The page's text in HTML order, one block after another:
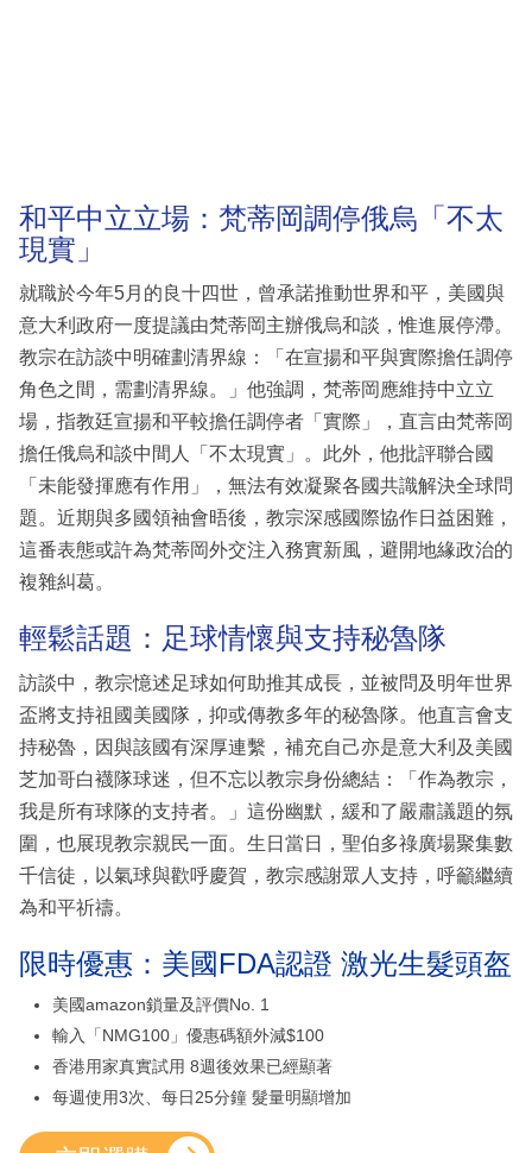
和平中立立場：梵蒂岡調停俄烏「不太
現實」
就職於今年5月的良十四世，曾承諾推動世界和平，美國與
意大利政府一度提議由梵蒂岡主辦俄烏和談，惟進展停滯。
教宗在訪談中明確劃清界線：「在宣揚和平與實際擔任調停
角色之間，需劃清界線。」他強調，梵蒂岡應維持中立立
場，指教廷宣揚和平較擔任調停者「實際」，直言由梵蒂岡
擔任俄烏和談中間人「不太現實」。此外，他批評聯合國
「未能發揮應有作用」，無法有效凝聚各國共識解決全球問
題。近期與多國領袖會晤後，教宗深感國際協作日益困難，
這番表態或許為梵蒂岡外交注入務實新風，避開地緣政治的
複雜糾葛。
輕鬆話題：足球情懷與支持秘魯隊
訪談中，教宗憶述足球如何助推其成長，並被問及明年世界
盃將支持祖國美國隊，抑或傳教多年的秘魯隊。他直言會支
持秘魯，因與該國有深厚連繫，補充自己亦是意大利及美國
芝加哥白襪隊球迷，但不忘以教宗身份總結：「作為教宗，
我是所有球隊的支持者。」這份幽默，緩和了嚴肅議題的氛
圍，也展現教宗親民一面。生日當日，聖伯多祿廣場聚集數
千信徒，以氣球與歡呼慶賀，教宗感謝眾人支持，呼籲繼續
為和平祈禱。
限時優惠：美國FDA認證 激光生髮頭盔
美國amazon鎖量及評價No. 1
輸入「NMG100」優惠碼額外減$100
香港用家真實試用 8週後效果已經顯著
每週使用3次、每日25分鐘 髮量明顯增加